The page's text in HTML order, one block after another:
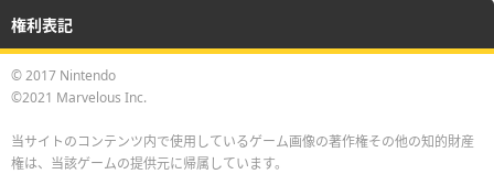
権利表記
© 2017 Nintendo
©2021 Marvelous Inc.
当サイトのコンテンツ内で使用しているゲーム画像の著作権その他の知的財産
権は、当該ゲームの提供元に帰属しています。